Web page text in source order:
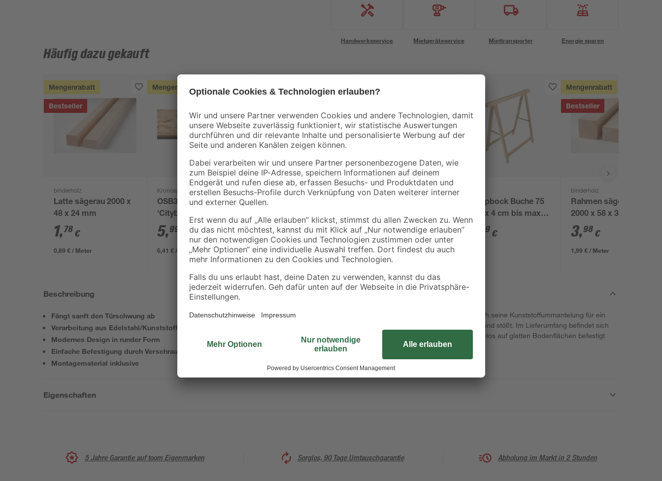
Handwerksservice Mietgeräteservice Miettransporter Energie sparen
Häufig dazu gekauft
Mengenrabatt
Bestseller
binderholz
Latte sägerau 2000 x
48 x 24 mm
1,78 €
0,89 € / Meter
Mengenrabatt
Kronospan
OSB3-Verlegeplatte
'Cityboard'
ungeschliffen 1690 x
634 x 12 mm
5,99
/ m²
6,41 € / Pack
Mengenrabatt
binderholz
Latte gehobelt 2000 x
3,98€
1,99 € / Meter
Mengenrabatt
B1
1,99 €
7,11 € / Liter
Klappbock Buche 75
x 75 x 4 cm bis max.
500 kg
99 €
Mengenrabatt
Bestseller
binderholz
Rahmen sägerau
2000 x 58 x 38 mm
3,98 €
1,99 € / Meter
Beschreibung
Fängt sanft den Türschwung ab
Verarbeitung aus Edelstahl/Kunststoff
Modernes Design in runder Form
Einfache Befestigung durch Verschraubung
Montagematerial inklusive
Der stabile Wagner Türstopper "Dom" sorgt durch seine Kunststoffummantelung für ein
sanftes Anhalten der Tür, bevor sie gegen die Wand stößt. Im Lieferumfang befindet sich
eine Schraube inklusive Dübel, womit er problemlos auf glatten Bodenflächen befestigt
werden kann.
Eigenschaften
5 Jahre Garantie auf toom Eigenmarken Sorglos, 90 Tage Umtauschgarantie Abholung im Markt in 2 Stunden